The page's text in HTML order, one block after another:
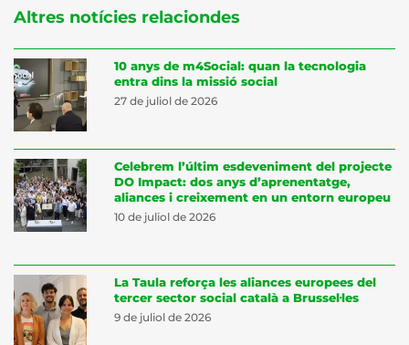
Altres notícies relaciondes
10 anys de m4Social: quan la tecnologia
entra dins la missió social
27 de juliol de 2026
Celebrem l’últim esdeveniment del projecte
DO Impact: dos anys d’aprenentatge,
aliances i creixement en un entorn europeu
10 de juliol de 2026
La Taula reforça les aliances europees del
tercer sector social català a Brussel·les
9 de juliol de 2026